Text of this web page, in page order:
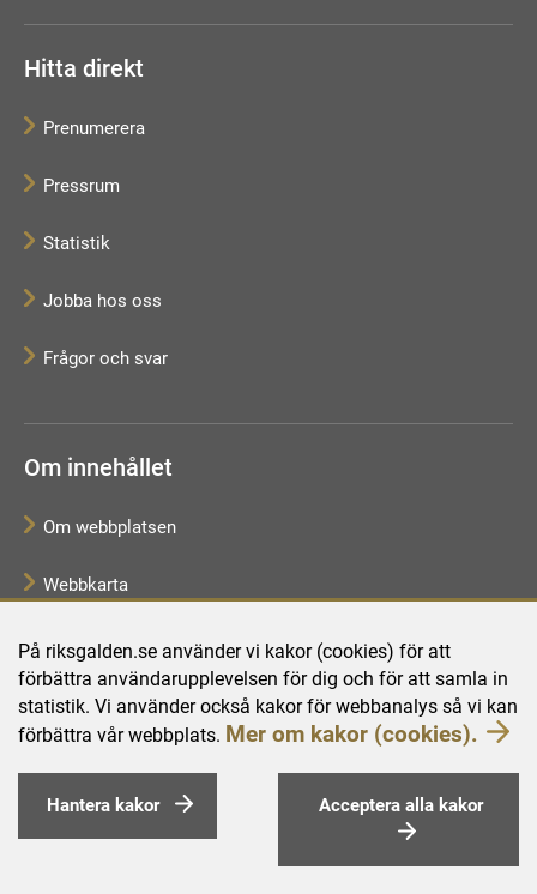
På riksgalden.se använder vi kakor (cookies) för att
förbättra användarupplevelsen för dig och för att samla in
statistik. Vi använder också kakor för webbanalys så vi kan
förbättra vår webbplats. Mer om kakor (cookies).
Hantera kakor Acceptera alla kakor
Hitta direkt
Prenumerera
Pressrum
Statistik
Jobba hos oss
Frågor och svar
Om innehållet
Om webbplatsen
Webbkarta
Tillgänglighetsredogörelse
Behandling av personuppgifter